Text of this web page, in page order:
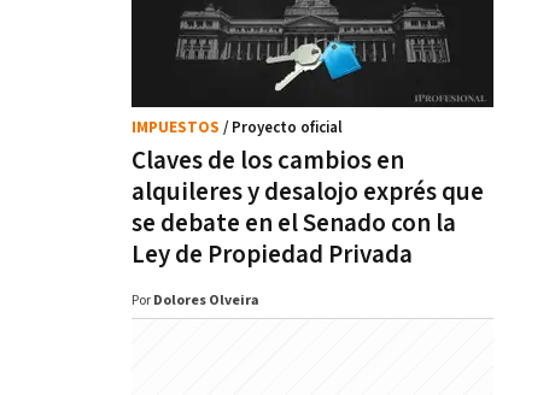
Claves de los cambios en
alquileres y desalojo exprés que
se debate en el Senado con la
Ley de Propiedad Privada
IMPUESTOS / Proyecto oficial
Por Dolores Olveira